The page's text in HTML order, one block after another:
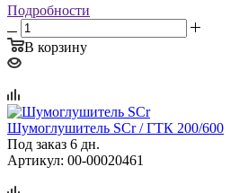
Подробности
В корзину
Шумоглушитель SCr / ГТК 200/600
Под заказ 6 дн.
Артикул: 00-00020461